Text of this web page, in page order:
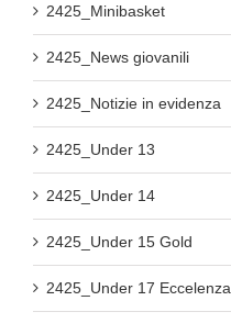
2425_Minibasket
2425_News giovanili
2425_Notizie in evidenza
2425_Under 13
2425_Under 14
2425_Under 15 Gold
2425_Under 17 Eccelenza